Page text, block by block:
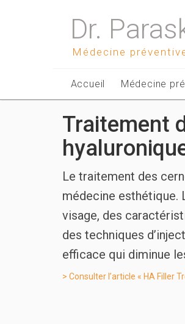
Dr.
Médecine
Accueil Médecine
Traitement
Le traitement des
médecine esthétique.
visage, des
des techniques
efficace qui diminue
> Consulter l’article « HA Filler